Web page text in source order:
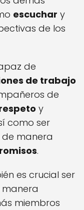
escuchar y
de los
de
de trabajo
de
y
como ser
de manera
.
es crucial ser
miembros